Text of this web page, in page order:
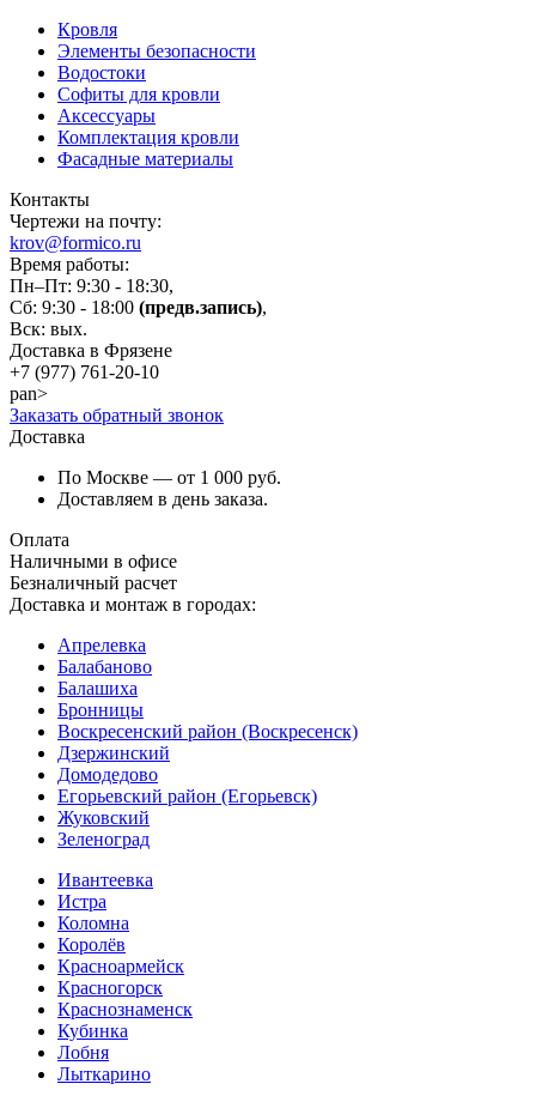
Кровля
Элементы безопасности
Водостоки
Софиты для кровли
Аксессуары
Комплектация кровли
Фасадные материалы
Контакты
Чертежи на почту:
krov@formico.ru
Время работы:
Пн–Пт: 9:30 - 18:30,
Сб: 9:30 - 18:00 (предв.запись),
Вск: вых.
Доставка в Фрязене
+7 (977) 761-20-10
pan>
Заказать обратный звонок
Доставка
По Москве — от 1 000 руб.
Доставляем в день заказа.
Оплата
Наличными в офисе
Безналичный расчет
Доставка и монтаж в городах:
Апрелевка
Балабаново
Балашиха
Бронницы
Воскресенский район (Воскресенск)
Дзержинский
Домодедово
Егорьевский район (Егорьевск)
Жуковский
Зеленоград
Ивантеевка
Истра
Коломна
Королёв
Красноармейск
Красногорск
Краснознаменск
Кубинка
Лобня
Лыткарино